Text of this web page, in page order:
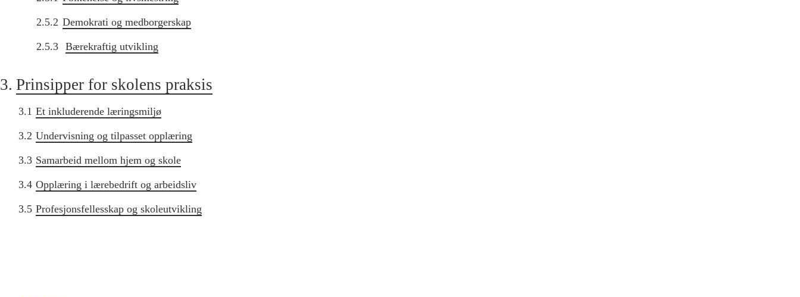
2.5.2 Demokrati og medborgerskap
2.5.3 Bærekraftig utvikling
3. Prinsipper for skolens praksis
3.1 Et inkluderende læringsmiljø
3.2 Undervisning og tilpasset opplæring
3.3 Samarbeid mellom hjem og skole
3.4 Opplæring i lærebedrift og arbeidsliv
3.5 Profesjonsfellesskap og skoleutvikling